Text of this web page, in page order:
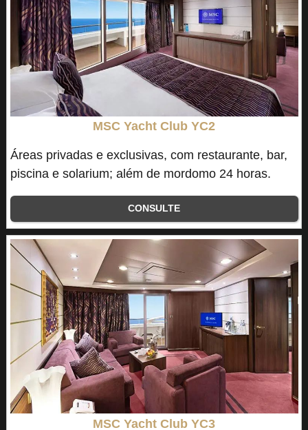
MSC Yacht Club YC2
Áreas privadas e exclusivas, com restaurante, bar,
piscina e solarium; além de mordomo 24 horas.
CONSULTE
MSC Yacht Club YC3